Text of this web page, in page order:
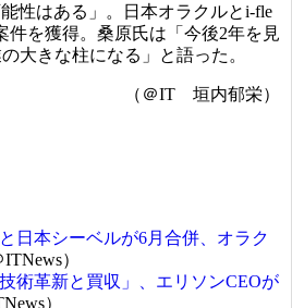
性はある」。日本オラクルとi-fle
件を獲得。桑原氏は「今後2年を見
大きな柱になる」と語った。
（＠IT 垣内郁栄）
日本シーベルが6月合併、オラク
ITNews）
術革新と買収」、エリソンCEOが
）